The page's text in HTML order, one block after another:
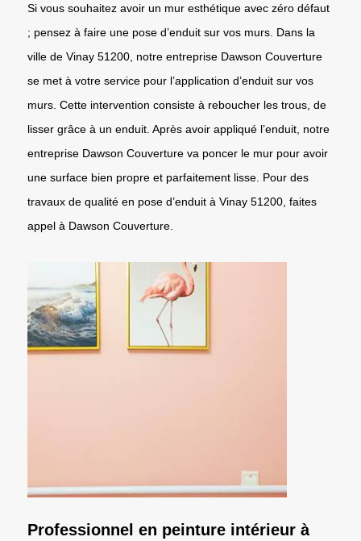
Si vous souhaitez avoir un mur esthétique avec zéro défaut
; pensez à faire une pose d’enduit sur vos murs. Dans la
ville de Vinay 51200, notre entreprise Dawson Couverture
se met à votre service pour l’application d’enduit sur vos
murs. Cette intervention consiste à reboucher les trous, de
lisser grâce à un enduit. Après avoir appliqué l’enduit, notre
entreprise Dawson Couverture va poncer le mur pour avoir
une surface bien propre et parfaitement lisse. Pour des
travaux de qualité en pose d’enduit à Vinay 51200, faites
appel à Dawson Couverture.
Professionnel en peinture intérieur à